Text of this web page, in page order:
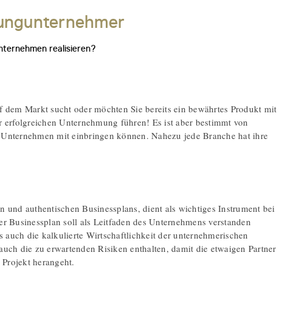
realisieren?
Markt sucht oder möchten Sie bereits ein bewährtes Produkt mit
Unternehmung führen! Es ist aber bestimmt von
mit einbringen können. Nahezu jede Branche hat ihre
authentischen Businessplans, dient als wichtiges Instrument bei
soll als Leitfaden des Unternehmens verstanden
die kalkulierte Wirtschaftlichkeit der unternehmerischen
die zu erwartenden Risiken enthalten, damit die etwaigen Partner
herangeht.